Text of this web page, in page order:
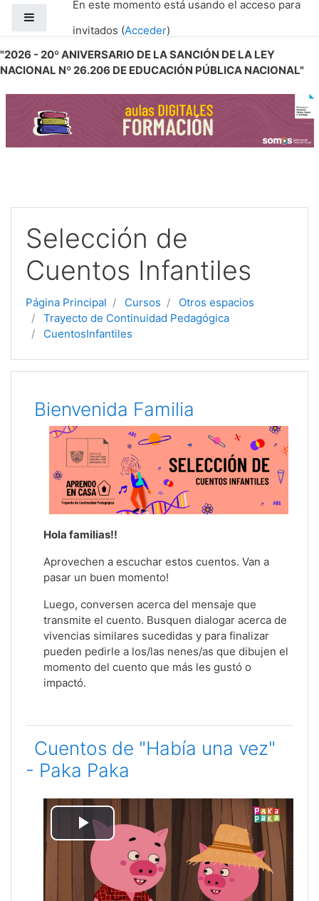
Salta al contenido principal
"2026 - 20º ANIVERSARIO DE LA SANCIÓN DE LA LEY
NACIONAL Nº 26.206 DE EDUCACIÓN PÚBLICA NACIONAL"
En este momento está usando el acceso para
invitados (Acceder)
Selección de
Cuentos Infantiles
Página Principal Cursos
Otros espacios
Trayecto de Continuidad Pedagógica
CuentosInfantiles
Diagrama de temas
Bienvenida Familia
Hola familias!!
Aprovechen a escuchar estos cuentos. Van a
pasar un buen momento!
Luego, conversen acerca del mensaje que
transmite el cuento. Busquen dialogar acerca de
vivencias similares sucedidas y para finalizar
pueden pedirle a los/las nenes/as que dibujen el
momento del cuento que más les gustó o
impactó.
Cuentos de "Había una vez"
- Paka Paka
Reproducir
Vídeo